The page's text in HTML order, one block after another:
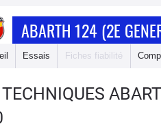
ABARTH 124 (2E
Essais Fiches fiabilité